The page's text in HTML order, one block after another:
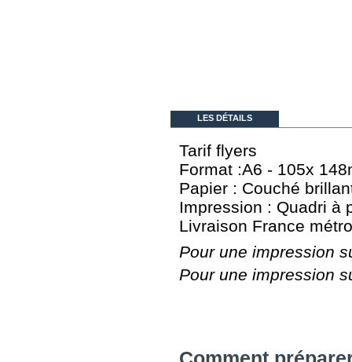
LES DÉTAILS
Tarif flyers
Format :A6 - 105x
Papier : Couché
Impression : Quadri à
Livraison France
Pour une impression
Pour une impression